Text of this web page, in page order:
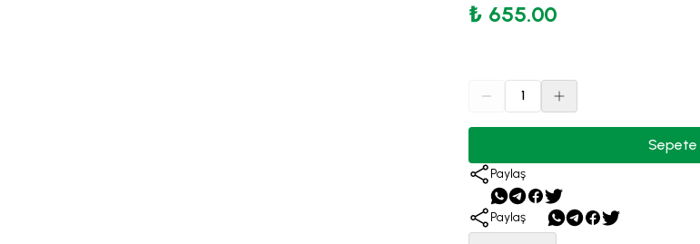
₺ 655.00
1
Sepete
Paylaş
Paylaş